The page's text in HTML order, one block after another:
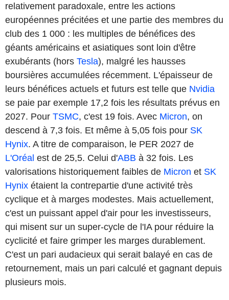
relativement paradoxale, entre les actions
européennes précitées et une partie des membres du
club des 1 000 : les multiples de bénéfices des
géants américains et asiatiques sont loin d'être
exubérants (hors Tesla), malgré les hausses
boursières accumulées récemment. L'épaisseur de
leurs bénéfices actuels et futurs est telle que Nvidia
se paie par exemple 17,2 fois les résultats prévus en
2027. Pour TSMC, c'est 19 fois. Avec Micron, on
descend à 7,3 fois. Et même à 5,05 fois pour SK
Hynix. A titre de comparaison, le PER 2027 de
L'Oréal est de 25,5. Celui d'ABB à 32 fois. Les
valorisations historiquement faibles de Micron et SK
Hynix étaient la contrepartie d'une activité très
cyclique et à marges modestes. Mais actuellement,
c'est un puissant appel d'air pour les investisseurs,
qui misent sur un super-cycle de l'IA pour réduire la
cyclicité et faire grimper les marges durablement.
C'est un pari audacieux qui serait balayé en cas de
retournement, mais un pari calculé et gagnant depuis
plusieurs mois.